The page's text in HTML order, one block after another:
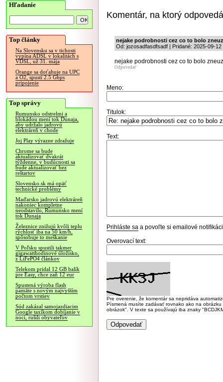
Hľadanie
Top články
Na Slovensku sa v tichosti
vypína ADSL v lokalitách s
VDSL, už 31. mája
Orange sa doťahuje na UPC
a O2, spustí 2.5 Gbps
pripojenie
Top správy
Rumunsko odstrelmi a
blokádou mení tok Dunaja,
aby udržalo jadrovú
elektráreň v chode
Joj Play výrazne zdražuje
Chrome sa bude
aktualizovať dvakrát
týždenne, v budúcnosti sa
bude aktualizovať bez
reštartov
Slovensko.sk má opäť
technické problémy
Maďarsko jadrovú elektráreň
nakoniec kompletne
neodstavilo, Rumunsko mení
tok Dunaja
Železnice znižujú kvôli teplu
rýchlosť iba na 50 km/h,
spôsobuje to meškanie
V Poľsku spustili takmer
gigawatthodinové úložisko,
z LiFePO4 článkov
Telekom pridal 12 GB balík
pre Easy, chce zaň 12 eur
Spustená výroba flash
pamäte s novým najvyšším
počtom vrstiev
Súd zakázal samojazdiacim
Google taxíkom dobíjanie v
noci, rušili obyvateľov
Komentár, na ktorý
nejake podrobnosti cez co to bolo
Od: jozosadfasdfsadf | Pridané: 2025-09-12
nejake podrobnosti cez co to bolo
Odpovedať
Meno:
Titulok:
Text:
Prihláste sa a povoľte si emailové
Overovací text:
Pre overenie, že komentár sa nepridáva
Písmená musíte zadávať rovnako ako na
obrázok". V texte sa používajú iba znaky